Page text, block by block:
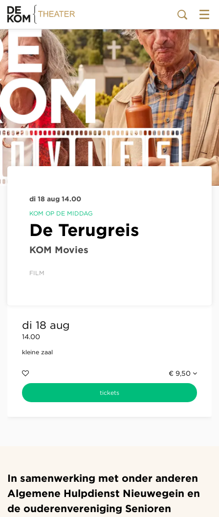
Menu
De Terugreis
KOM Movies
KOM OP DE MIDDAG
di 18 aug 14.00
FILM
di 18 aug
14.00
kleine zaal
€ 9,50
tickets
In samenwerking met onder anderen
Algemene Hulpdienst Nieuwegein en
de ouderenvereniging Senioren